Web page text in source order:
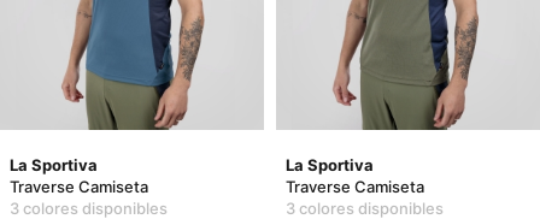
La Sportiva
Traverse Camiseta
3 colores disponibles
La Sportiva
Traverse Camiseta
3 colores disponibles